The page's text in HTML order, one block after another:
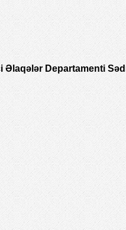
Əlaqələr Departamenti